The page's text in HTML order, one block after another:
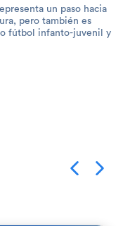
un paso hacia
pero también es
fútbol infanto-juvenil y